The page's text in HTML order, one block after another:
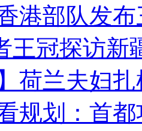
港部队发
王冠探访新
荷兰夫妇
规划：首